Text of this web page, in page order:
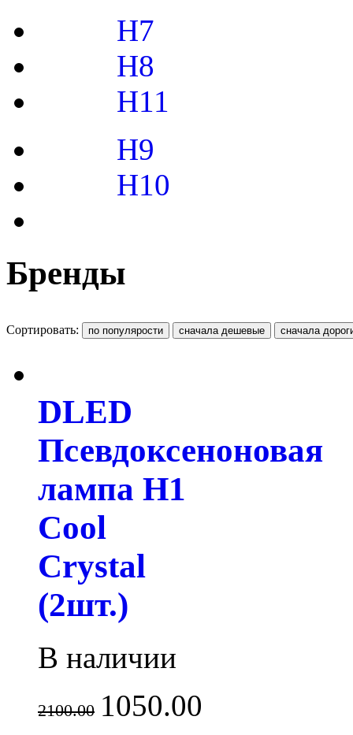
H7
H8
H11
H9
H10
Бренды
Сортировать:
DLED
Псевдоксеноновая
лампа H1
Cool
Crystal
(2шт.)
В наличии
2100.00 1050.00